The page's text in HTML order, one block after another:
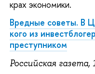
крах экономики.
Вредные советы. В
кого из
преступником
Российская